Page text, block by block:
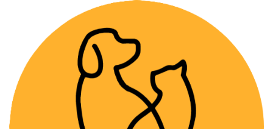
Despacho GRATIS por compras sobre
$89.990(Válido desde Coquimbo hasta Los
Lagos)
Alimentos y Snacks
PlaqueOff Dental Care Bones